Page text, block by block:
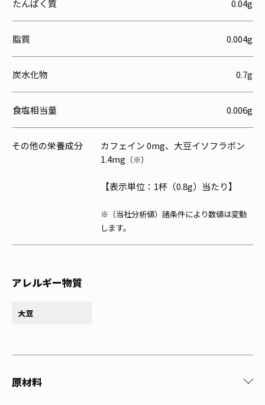
たんぱく質 0.04g
脂質 0.004g
炭水化物 0.7g
食塩相当量 0.006g
その他の栄養成分
カフェイン 0mg、大豆イソフラボン
1.4mg （※）
【表示単位：1杯（0.8g）当たり】
※（当社分析値）諸条件により数値は変動
します。
アレルギー物質
大豆
原材料